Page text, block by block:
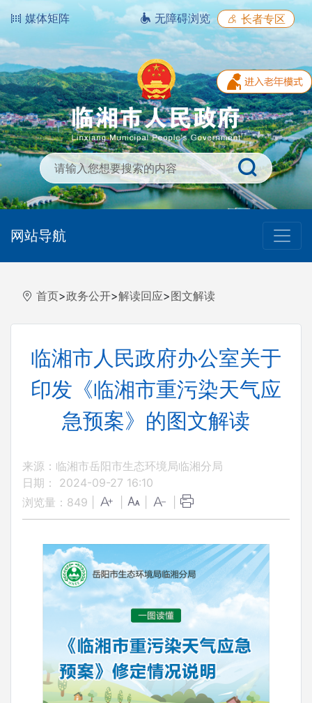
媒体矩阵 无障碍浏览 长者专区
网站导航
首页>政务公开>解读回应>图文解读
临湘市人民政府办公室关于
印发《临湘市重污染天气应
急预案》的图文解读
来源：临湘市岳阳市生态环境局临湘分局
日期： 2024-09-27 16:10
浏览量： 849